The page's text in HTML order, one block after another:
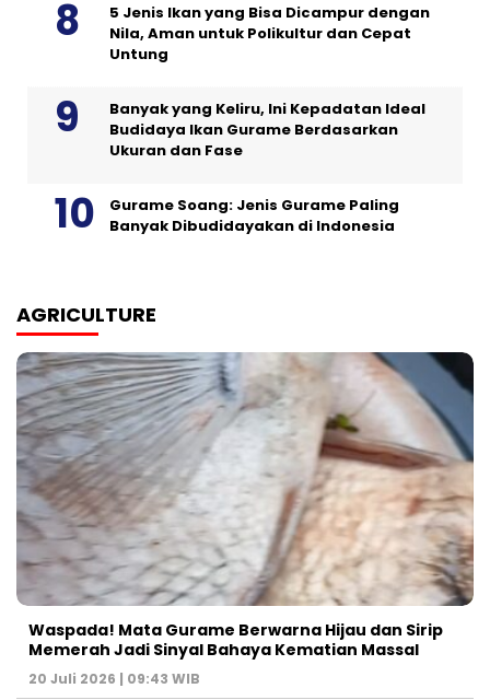
5 Jenis Ikan yang Bisa Dicampur dengan
Nila, Aman untuk Polikultur dan Cepat
Untung
Banyak yang Keliru, Ini Kepadatan Ideal
Budidaya Ikan Gurame Berdasarkan
Ukuran dan Fase
Gurame Soang: Jenis Gurame Paling
Banyak Dibudidayakan di Indonesia
AGRICULTURE
Waspada! Mata Gurame Berwarna Hijau dan Sirip
Memerah Jadi Sinyal Bahaya Kematian Massal
20 Juli 2026 | 09:43 WIB